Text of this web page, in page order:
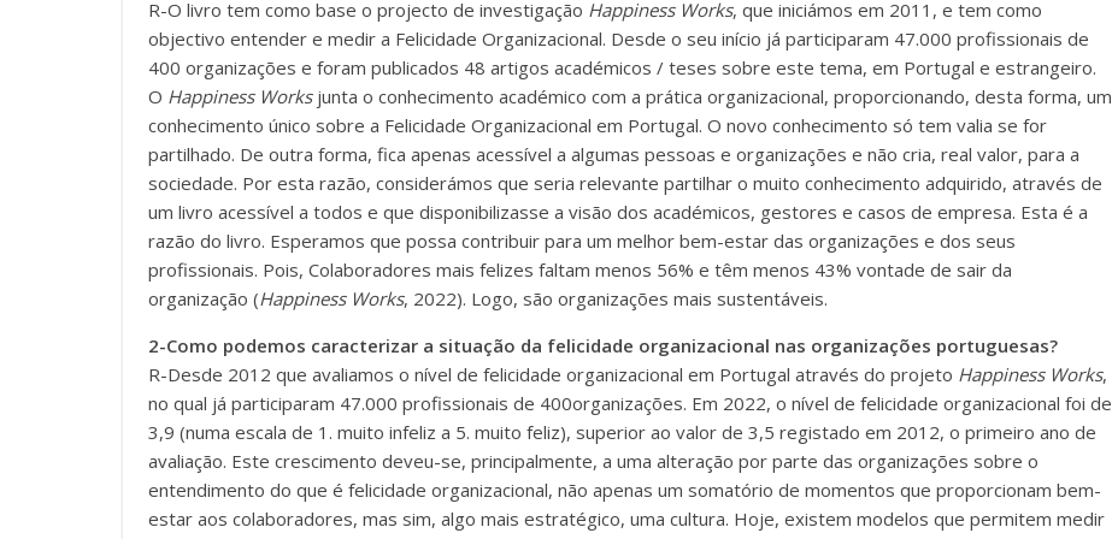
R-O livro tem como base o projecto de investigação Happiness Works, que iniciámos em 2011, e tem como
objectivo entender e medir a Felicidade Organizacional. Desde o seu início já participaram 47.000 profissionais de
400 organizações e foram publicados 48 artigos académicos / teses sobre este tema, em Portugal e estrangeiro.
O Happiness Worksjunta o conhecimento académico com a prática organizacional, proporcionando, desta forma, um
conhecimento único sobre a Felicidade Organizacional em Portugal. O novo conhecimento só tem valia se for
partilhado. De outra forma, fica apenas acessível a algumas pessoas e organizações e não cria, real valor, para a
sociedade. Por esta razão, considerámos que seria relevante partilhar o muito conhecimento adquirido, através de
um livro acessível a todos e que disponibilizasse a visão dos académicos, gestores e casos de empresa. Esta é a
razão do livro. Esperamos que possa contribuir para um melhor bem-estar das organizações e dos seus
profissionais. Pois, Colaboradores mais felizes faltam menos 56% e têm menos 43% vontade de sair da
organização (Happiness Works, 2022). Logo, são organizações mais sustentáveis.
2-Como podemos caracterizar a situação da felicidade organizacional nas organizações portuguesas?
R-Desde 2012 que avaliamos o nível de felicidade organizacional em Portugal através do projeto Happiness Works,
no qual já participaram 47.000 profissionais de 400organizações. Em 2022, o nível de felicidade organizacional foi de
3,9 (numa escala de 1. muito infeliz a 5. muito feliz), superior ao valor de 3,5 registado em 2012, o primeiro ano de
avaliação. Este crescimento deveu-se, principalmente, a uma alteração por parte das organizações sobre o
entendimento do que é felicidade organizacional, não apenas um somatório de momentos que proporcionam bem-
estar aos colaboradores, mas sim, algo mais estratégico, uma cultura. Hoje, existem modelos que permitem medir